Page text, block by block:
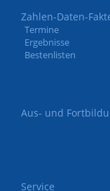
Zahlen-Daten-
Termine
Ergebnisse
Bestenlisten
Aus- und
Service